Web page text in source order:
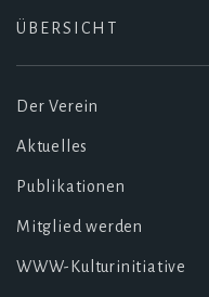
ÜBERSICHT
Der Verein
Aktuelles
Publikationen
Mitglied werden
WWW-Kulturinitiative